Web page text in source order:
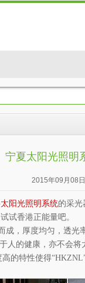
宁夏太阳光照明
2015年09月08
太阳光照明系统的采光
试香港正能量吧。
成，厚度均匀，透光
人的健康，亦不会将
的特性使得“HKZNL